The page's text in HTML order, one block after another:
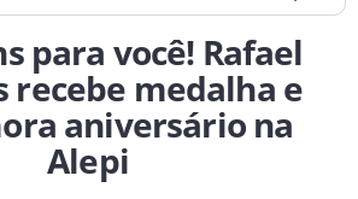
para você! Rafael
recebe medalha e
aniversário na
Alepi